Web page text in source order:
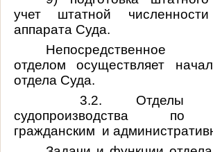
учет штатной
аппарата Суда.
Непосредственное
отделом осуществляет
отдела Суда.
3.2. Отделы
судопроизводства по
гражданским и